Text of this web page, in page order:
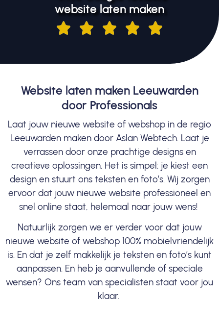
website laten maken
Website laten maken Leeuwarden
door Professionals
Laat jouw nieuwe website of webshop in de regio
Leeuwarden maken door Aslan Webtech. Laat je
verrassen door onze prachtige designs en
creatieve oplossingen. Het is simpel: je kiest een
design en stuurt ons teksten en foto’s. Wij zorgen
ervoor dat jouw nieuwe website professioneel en
snel online staat, helemaal naar jouw wens!
Natuurlijk zorgen we er verder voor dat jouw
nieuwe website of webshop 100% mobielvriendelijk
is. En dat je zelf makkelijk je teksten en foto’s kunt
aanpassen. En heb je aanvullende of speciale
wensen? Ons team van specialisten staat voor jou
klaar.